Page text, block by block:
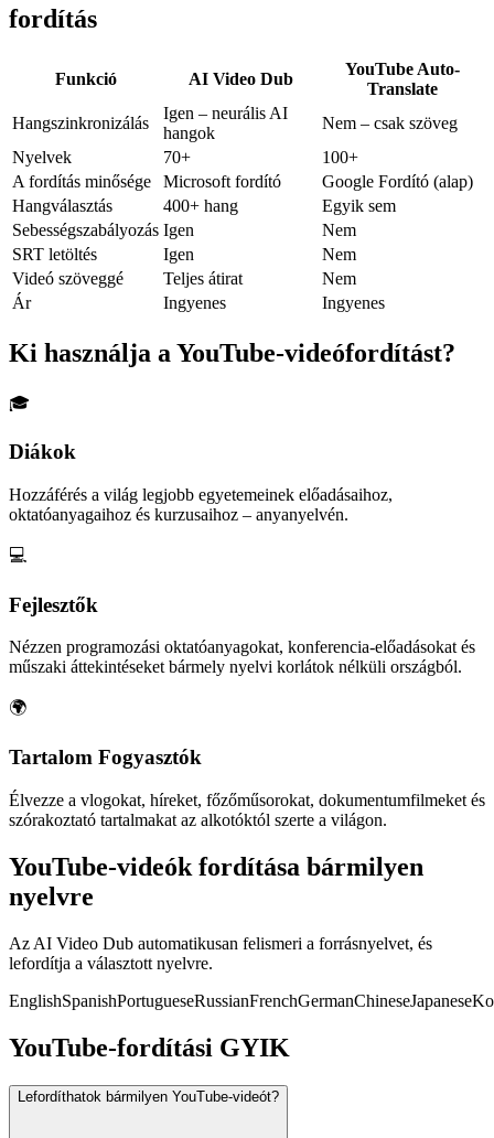
fordítás
Funkció AI Video Dub
YouTube Auto-
Translate
Hangszinkronizálás
Igen – neurális AI
hangok
Nem – csak szöveg
Nyelvek
70+
100+
A fordítás minősége
Microsoft fordító
Google Fordító (alap)
Hangválasztás
400+ hang
Egyik sem
Sebességszabályozás Igen
Nem
SRT letöltés
Igen
Nem
Videó szöveggé
Teljes átirat
Nem
Ár
Ingyenes Ingyenes
Ki használja a YouTube-videófordítást?
🎓
Diákok
Hozzáférés a világ legjobb egyetemeinek előadásaihoz,
oktatóanyagaihoz és kurzusaihoz – anyanyelvén.
💻
Fejlesztők
Nézzen programozási oktatóanyagokat, konferencia-előadásokat és
műszaki áttekintéseket bármely nyelvi korlátok nélküli országból.
🌍
Tartalom Fogyasztók
Élvezze a vlogokat, híreket, főzőműsorokat, dokumentumfilmeket és
szórakoztató tartalmakat az alkotóktól szerte a világon.
YouTube-videók fordítása bármilyen
nyelvre
Az AI Video Dub automatikusan felismeri a forrásnyelvet, és
lefordítja a választott nyelvre.
EnglishSpanishPortugueseRussianFrenchGermanChineseJapanese
YouTube-fordítási GYIK
Lefordíthatok bármilyen YouTube-videót?